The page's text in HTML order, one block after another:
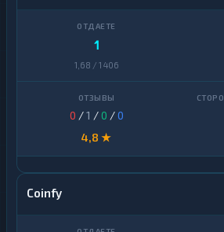
1
1,68 / 1 406
0 /1 /0 /0
4,8 ★
Coinfy